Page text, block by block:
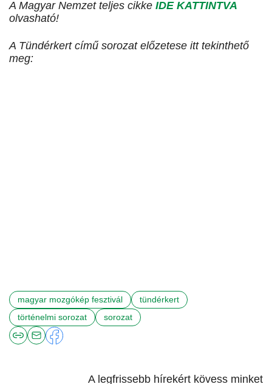
A Magyar Nemzet teljes cikke IDE KATTINTVA
olvasható!
A Tündérkert című sorozat előzetese itt tekinthető
meg:
magyar mozgókép fesztivál
tündérkert
történelmi sorozat
sorozat
A legfrissebb hírekért kövess minket